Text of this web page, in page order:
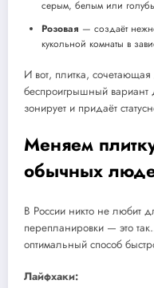
серым, белым или
Розовая — создаёт
кукольной комнаты в
И вот, плитка,
беспроигрышный вариант
зонирует и придаёт
Меняем
обычных
В России никто не любит
перепланировки — это
оптимальный способ
Лайфхаки: